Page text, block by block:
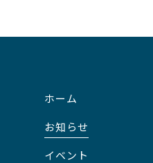
ホーム
お知らせ
イベント